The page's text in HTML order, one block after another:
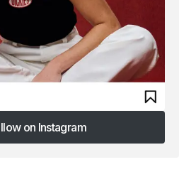
on Instagram
on Instagram